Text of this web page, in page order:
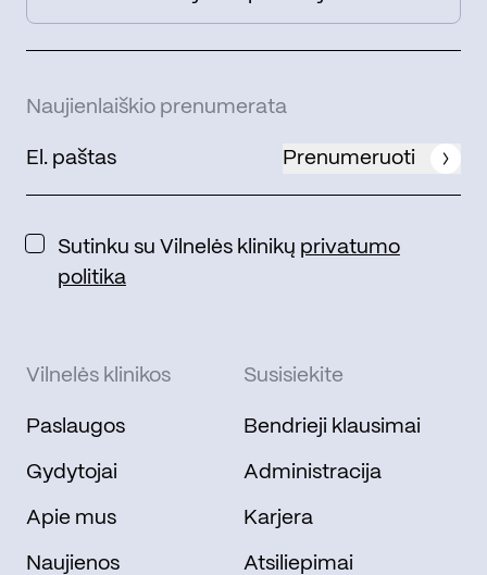
Naujienlaiškio prenumerata
Prenumeruoti
Sutinku su Vilnelės klinikų privatumo
politika
Vilnelės klinikos
Paslaugos
Gydytojai
Apie mus
Naujienos
Susisiekite
Bendrieji klausimai
Administracija
Karjera
Atsiliepimai